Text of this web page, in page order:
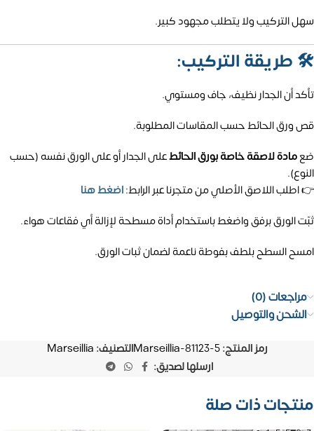
سهل التركيب ولا يتطلب مجهود كبير.
🛠️ طريقة التركيب:
تأكد أن الجدار نظيف، جاف ومستوي.
قص ورق الحائط حسب المقاسات المطلوبة.
ضعمادة لاصقة خاصة بورق الحائطعلى الجدار أو على الورق نفسه (حسب
النوع).
👉 اطلب اللاصق الأصلي من متجرنا عبر الرابط:اضغط هنا
ثبّت الورق برفق واضغط باستخدام أداة مسطحة لإزالة أي فقاعات هواء.
امسح السطح بلطف بفوطة ناعمة لضمان ثبات الورق.
مراجعات (0)
الشحن والتوصيل
رمز المنتج:Marseillia-81123-5التصنيف: Marseillia
ارسلها لصديق:
منتجات ذات صلة